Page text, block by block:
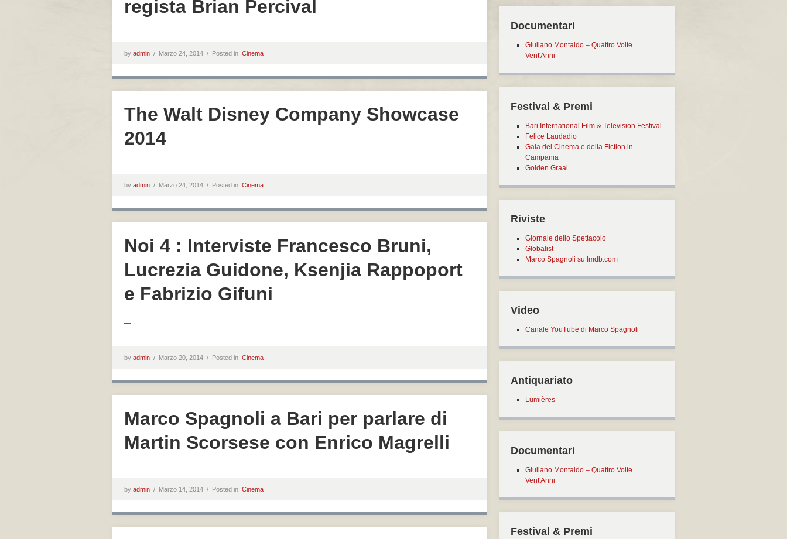
regista Brian Percival
by admin / Marzo 24, 2014 / Posted in: Cinema
The Walt Disney Company Showcase
2014
by admin / Marzo 24, 2014 / Posted in: Cinema
Noi 4 : Interviste Francesco Bruni,
Lucrezia Guidone, Ksenjia Rappoport
e Fabrizio Gifuni
—
by admin / Marzo 20, 2014 / Posted in: Cinema
Marco Spagnoli a Bari per parlare di
Martin Scorsese con Enrico Magrelli
by admin / Marzo 14, 2014 / Posted in: Cinema
Documentari
Giuliano Montaldo – Quattro Volte
Vent'Anni
Festival & Premi
Bari International Film & Television Festival
Felice Laudadio
Gala del Cinema e della Fiction in
Campania
Golden Graal
Riviste
Giornale dello Spettacolo
Globalist
Marco Spagnoli su Imdb.com
Video
Canale YouTube di Marco Spagnoli
Antiquariato
Lumières
Documentari
Giuliano Montaldo – Quattro Volte
Vent'Anni
Festival & Premi